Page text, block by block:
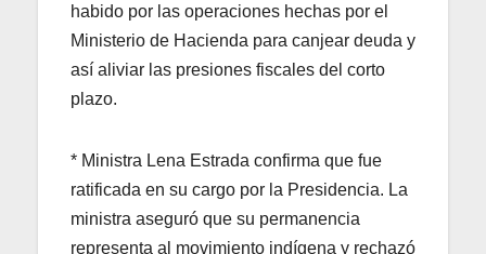
habido por las operaciones hechas por el
Ministerio de Hacienda para canjear deuda y
así aliviar las presiones fiscales del corto
plazo.
* Ministra Lena Estrada confirma que fue
ratificada en su cargo por la Presidencia. La
ministra aseguró que su permanencia
representa al movimiento indígena y rechazó